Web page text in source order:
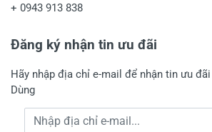
+ 0943 913 838
Đăng ký nhận tin ưu đãi
Hãy nhập địa chỉ e-mail để nhận tin ưu
Dùng
Địa chỉ e-mail